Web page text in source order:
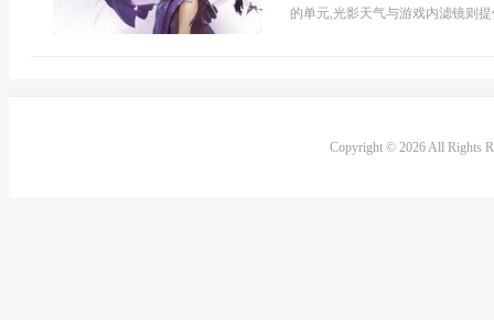
的单元,光影天气与游戏内滤镜则
Copyright © 2026 All Rights